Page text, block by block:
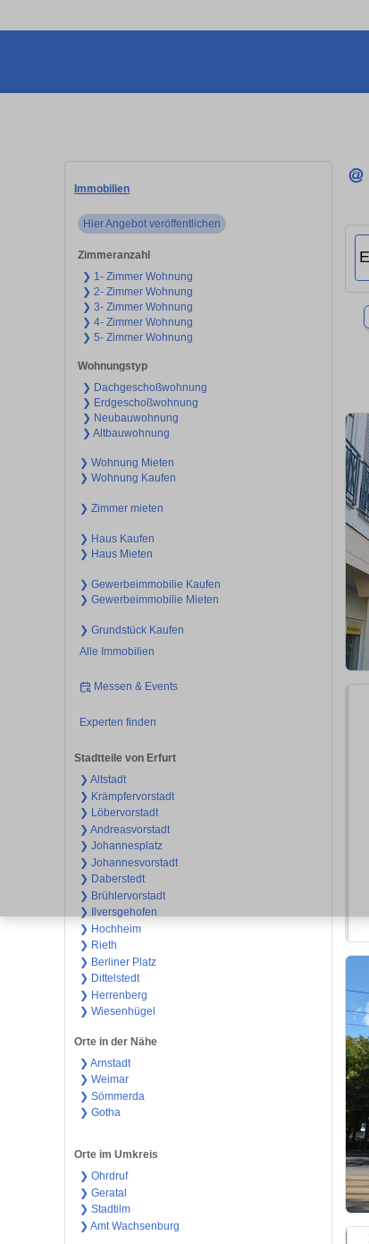
Immobilien
Hier Angebot veröffentlichen
Zimmeranzahl
❯ 1- Zimmer Wohnung
❯ 2- Zimmer Wohnung
❯ 3- Zimmer Wohnung
❯ 4- Zimmer Wohnung
❯ 5- Zimmer Wohnung
Wohnungstyp
❯ Dachgeschoßwohnung
❯ Erdgeschoßwohnung
❯ Neubauwohnung
❯ Altbauwohnung
❯ Wohnung Mieten
❯ Wohnung Kaufen
❯ Zimmer mieten
❯ Haus Kaufen
❯ Haus Mieten
❯ Gewerbeimmobilie Kaufen
❯ Gewerbeimmobilie Mieten
❯ Grundstück Kaufen
Alle Immobilien
Messen & Events
Experten finden
Stadtteile von Erfurt
❯ Altstadt
❯ Krämpfervorstadt
❯ Löbervorstadt
❯ Andreasvorstadt
❯ Johannesplatz
❯ Johannesvorstadt
❯ Daberstedt
❯ Brühlervorstadt
❯ Ilversgehofen
❯ Hochheim
❯ Rieth
❯ Berliner Platz
❯ Dittelstedt
❯ Herrenberg
❯ Wiesenhügel
Orte in der Nähe
❯ Arnstadt
❯ Weimar
❯ Sömmerda
❯ Gotha
Orte im Umkreis
❯ Ohrdruf
❯ Geratal
❯ Stadtilm
❯ Amt Wachsenburg